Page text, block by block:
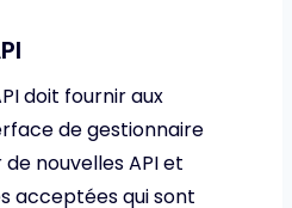
doit fournir aux
de gestionnaire
nouvelles API et
acceptées qui sont